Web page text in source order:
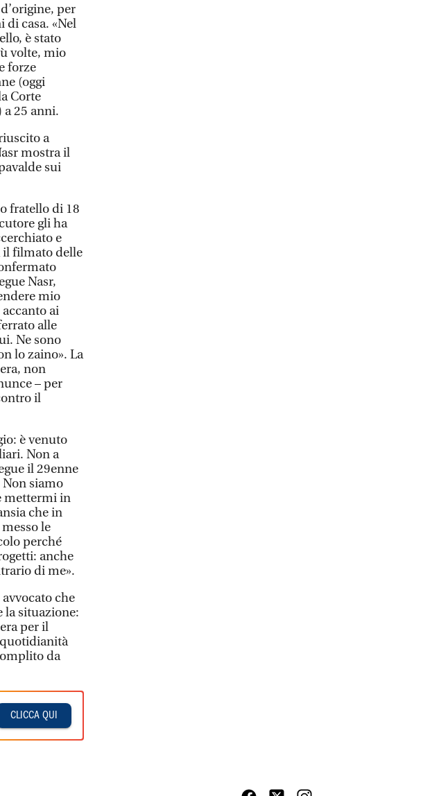
per
di casa. «Nel
è stato
volte, mio
forze
(oggi
Corte
a 25 anni.
a
mostra il
sui
fratello di 18
gli ha
e
il filmato delle
Nasr,
mio
ai
alle
Ne sono
lo zaino». La
non
– per
il
è venuto
Non a
il 29enne
Non siamo
mettermi in
che in
le
perché
anche
di me».
che
la situazione:
per il
quotidianità
da
CLICCA QUI